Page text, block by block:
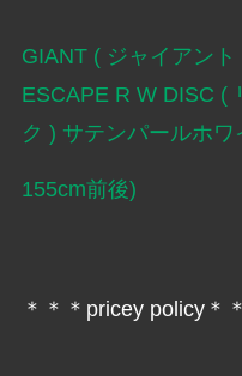
GIANT ( ジャイアン
ESCAPE R W DISC (
ク ) サテンパールホ
155cm前後)
＊＊＊pricey policy＊